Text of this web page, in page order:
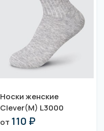
Носки женские
Clever(M) L3000
от 110 ₽